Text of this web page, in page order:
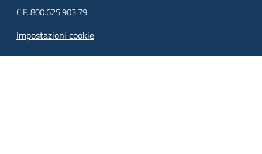
Piani Programmi
Progetti
C.F. 800.625.903.79
Impostazioni cookie